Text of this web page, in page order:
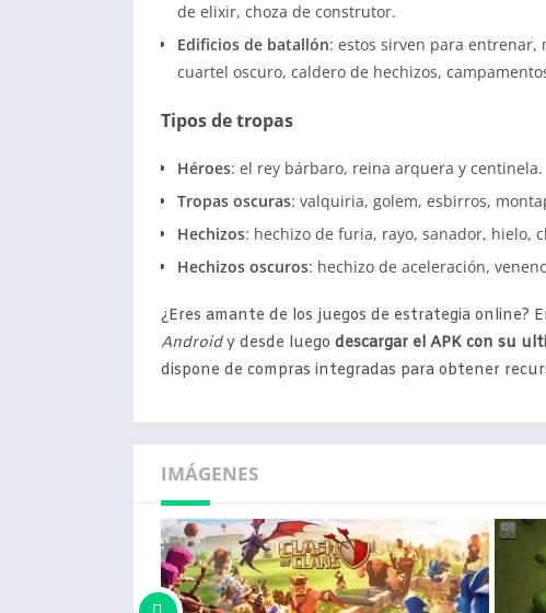
de elixir, choza de construtor.
Edificios de batallón: estos sirven para entrenar,
cuartel oscuro, caldero de hechizos,
Tipos de tropas
Héroes: el rey bárbaro, reina arquera y centinela.
Tropas oscuras: valquiria, golem, esbirros,
Hechizos: hechizo de furia, rayo, sanador, hielo,
Hechizos oscuros: hechizo de aceleración,
¿Eres amante de los juegos de estrategia online?
Androidy desde luego descargar el APK con su
dispone de compras integradas para obtener
IMÁGENES